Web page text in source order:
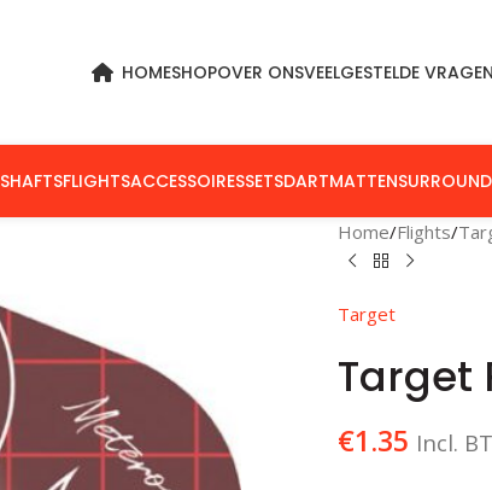
HOMESHOPOVER ONSVEELGESTELDE VRAGEN
SHAFTSFLIGHTSACCESSOIRESSETSDARTMATTEN
Home Flights
Target
Target
€1.35 Incl.